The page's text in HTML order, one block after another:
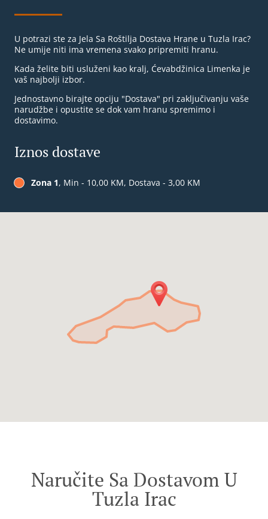
U potrazi ste za Jela Sa Roštilja Dostava Hrane u Tuzla Irac?
Ne umije niti ima vremena svako pripremiti hranu.
Kada želite biti usluženi kao kralj, Ćevabdžinica Limenka je
vaš najbolji izbor.
Jednostavno birajte opciju "Dostava" pri zaključivanju vaše
narudžbe i opustite se dok vam hranu spremimo i
dostavimo.
Iznos dostave
Zona 1, Min - 10,00 KM, Dostava - 3,00 KM
Naručite Sa Dostavom U
Tuzla Irac